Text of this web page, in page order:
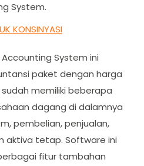
System.
System ini
paket dengan harga
memiliki beberapa
dagang di dalamnya
pembelian, penjualan,
aktiva tetap. Software ini
fitur tambahan